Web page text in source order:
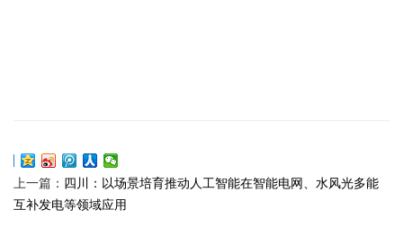
上一篇： 四川：以场景培育推动人工智能在智能电网、水风光多能
互补发电等领域应用